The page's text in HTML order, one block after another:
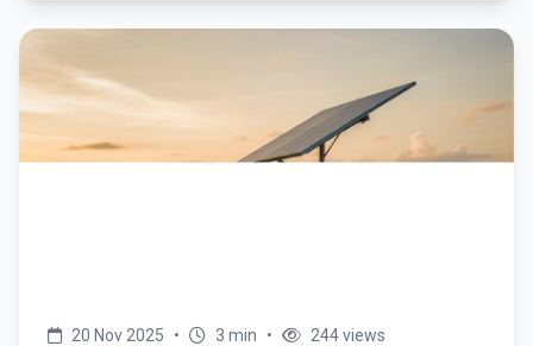
20 Nov 2025 • 3 min • 244 views